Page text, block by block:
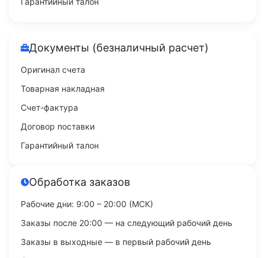
Документы (безналичный расчет)
Оригинал счета
Товарная накладная
Счет-фактура
Договор поставки
Гарантийный талон
Обработка заказов
Рабочие дни: 9:00 – 20:00 (МСК)
Заказы после 20:00 — на следующий рабочий день
Заказы в выходные — в первый рабочий день